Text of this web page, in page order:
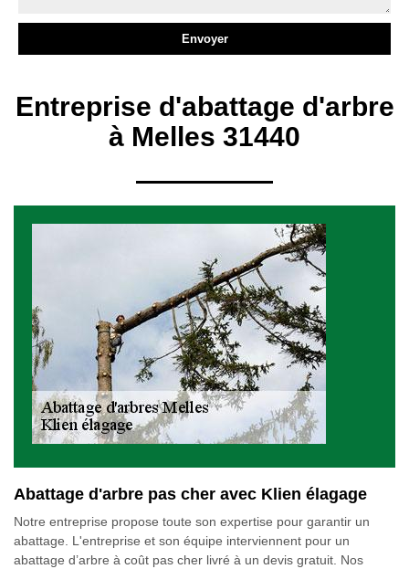
Entreprise d'abattage d'arbre
à Melles 31440
Abattage d'arbre pas cher avec Klien élagage
Notre entreprise propose toute son expertise pour garantir un
abattage. L'entreprise et son équipe interviennent pour un
abattage d’arbre à coût pas cher livré à un devis gratuit. Nos